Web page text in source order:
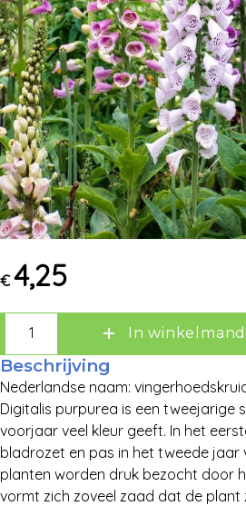
€ 4,25
In winkelmand
Beschrijving
Nederlandse naam:
Digitalis purpurea is een tweejarige
voorjaar veel kleur geeft. In het
bladrozet en pas in het tweede jaar
planten worden druk bezocht door
vormt zich zoveel zaad dat de plant